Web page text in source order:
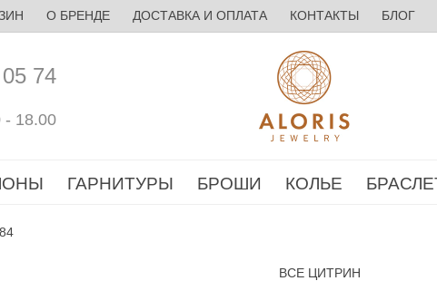
О БРЕНДЕ ДОСТАВКА И ОПЛАТА КОНТАКТЫ БЛОГ
74
- 18.00
ГАРНИТУРЫ БРОШИ КОЛЬЕ
ВСЕ ЦИТРИН